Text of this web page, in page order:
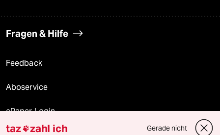
Fragen & Hilfe
Feedback
Aboservice
ePaper Login
taz zahl ich Gerade nicht